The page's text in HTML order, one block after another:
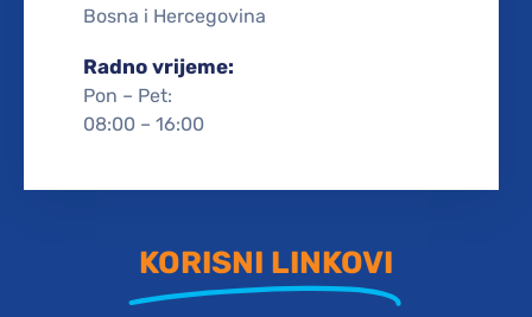
Bosna i Hercegovina
Radno vrijeme:
Pon – Pet:
08:00 – 16:00
KORISNI LINKOVI